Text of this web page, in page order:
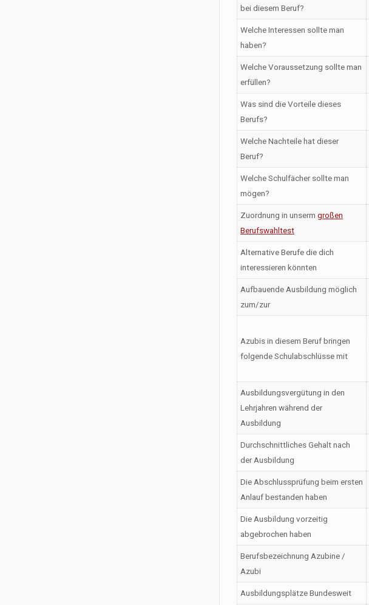
bei diesem Beruf?
Welche Interessen sollte man
haben?
Welche Voraussetzung sollte man
erfüllen?
Was sind die Vorteile dieses
Berufs?
Welche Nachteile hat dieser
Beruf?
Welche Schulfächer sollte man
mögen?
Zuordnung in unserm großen
Berufswahltest
Alternative Berufe die dich
interessieren könnten
Aufbauende Ausbildung möglich
zum/zur
Azubis in diesem Beruf bringen
folgende Schulabschlüsse mit
Ausbildungsvergütung in den
Lehrjahren während der
Ausbildung
Durchschnittliches Gehalt nach
der Ausbildung
Die Abschlussprüfung beim ersten
Anlauf bestanden haben
Die Ausbildung vorzeitig
abgebrochen haben
Berufsbezeichnung Azubine /
Azubi
Ausbildungsplätze Bundesweit